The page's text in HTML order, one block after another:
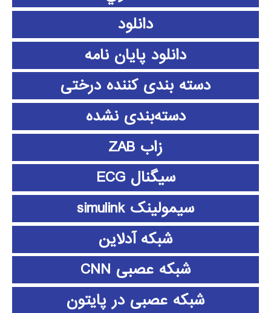
دانلود
دانلود پايان نامه
دسته بندی کننده درختی
دسته‌بندی نشده
زاب ZAB
سیگنال ECG
سیمولینک simulink
شبکه آدلاین
شبکه عصبی CNN
شبکه عصبی در پایتون